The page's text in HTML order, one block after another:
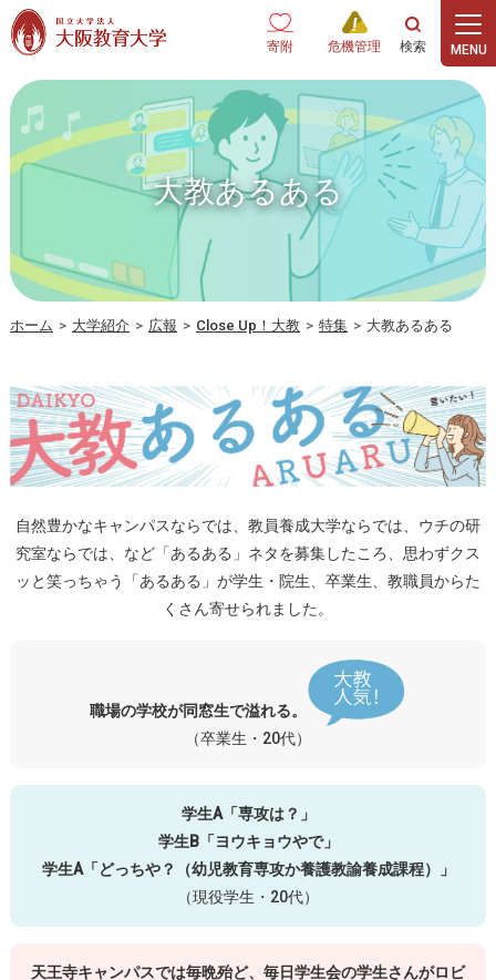
本文へ
寄附 危機管理
大教あるある
ホーム > 大学紹介 > 広報 > Close Up！大教 > 特集 > 大教あるある
自然豊かなキャンパスならでは、教員養成大学ならでは、ウチの研
究室ならでは、など「あるある」ネタを募集したころ、思わずクス
ッと笑っちゃう「あるある」が学生・院生、卒業生、教職員からた
くさん寄せられました。
職場の学校が同窓生で溢れる。
（卒業生・20代）
学生A「専攻は？」
学生B「ヨウキョウやで」
学生A「どっちや？（幼児教育専攻か養護教諭養成課程）」
（現役学生・20代）
天王寺キャンパスでは毎晩殆ど、毎日学生会の学生さんがロビ